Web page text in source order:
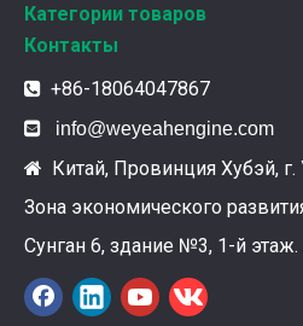
Подшипники шатунных
Категории товаров
Контакты
 +86-18064047867
 info@weyeahengine.com
 Китай, Провинция Хубэй, г.
Зона экономического
Сунган 6, здание №3, 1-й этаж.